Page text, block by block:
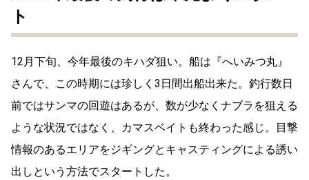
ト
12月下旬、今年最後のキハダ狙い。船は『へいみつ丸』
さんで、この時期には珍しく3日間出船出来た。釣行数日
前ではサンマの回遊はあるが、数が少なくナブラを狙える
ような状況ではなく、カマスベイトも終わった感じ。目撃
情報のあるエリアをジギングとキャスティングによる誘い
出しという方法でスタートした。